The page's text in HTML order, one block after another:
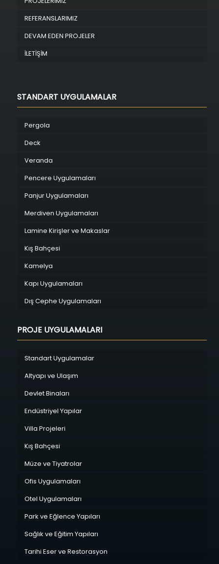
REFERANSLARIMIZ
DEVAM EDEN PROJELER
İLETİŞİM
STANDART UYGULAMALAR
Pergola
Deck
Veranda
Pencere Uygulamaları
Panjur Uygulamaları
Merdiven Uygulamaları
Lamine Kirişler ve Makaslar
Kış Bahçesi
Kamelya
Kapı Uygulamaları
Dış Cephe Uygulamaları
PROJE UYGULAMALARI
Standart Uygulamalar
Altyapı ve Ulaşım
Devlet Binaları
Endüstriyel Yapılar
Villa Projeleri
Kış Bahçesi
Müze ve Tiyatrolar
Ofis Uygulamaları
Otel Uygulamaları
Park ve Eğlence Yapıları
Sağlık ve Eğitim Yapıları
Tarihi Eser ve Restorasyon